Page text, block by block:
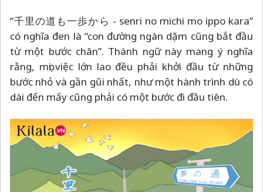
“千里の道も一歩から - senri no michi mo ippo kara”
có nghĩa đen là “con đường ngàn dặm cũng bắt đầu
từ một bước chân”. Thành ngữ này mang ý nghĩa
rằng, mọi việc lớn lao đều phải khởi đầu từ những
bước nhỏ và gần gũi nhất, như một hành trình dù có
dài đến mấy cũng phải có một bước đi đầu tiên.